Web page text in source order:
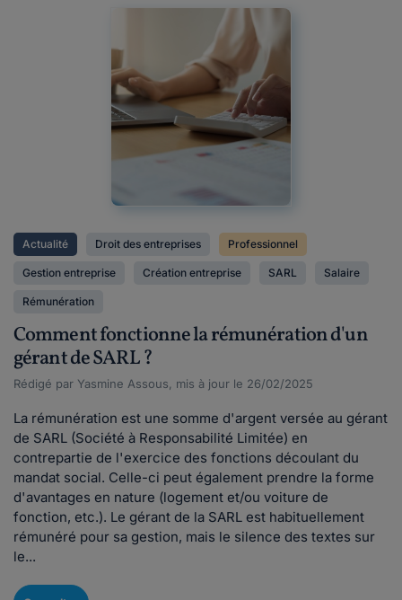
Actualité Droit des entreprises Professionnel
Gestion entreprise Création entreprise SARL Salaire
Rémunération
Comment fonctionne la rémunération d'un
gérant de SARL ?
Rédigé par Yasmine Assous, mis à jour le 26/02/2025
La rémunération est une somme d'argent versée au gérant
de SARL (Société à Responsabilité Limitée) en
contrepartie de l'exercice des fonctions découlant du
mandat social. Celle-ci peut également prendre la forme
d'avantages en nature (logement et/ou voiture de
fonction, etc.). Le gérant de la SARL est habituellement
rémunéré pour sa gestion, mais le silence des textes sur
le...